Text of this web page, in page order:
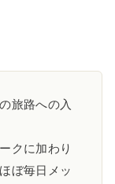
旅路への入
クに加わり
ぼ毎日メッ